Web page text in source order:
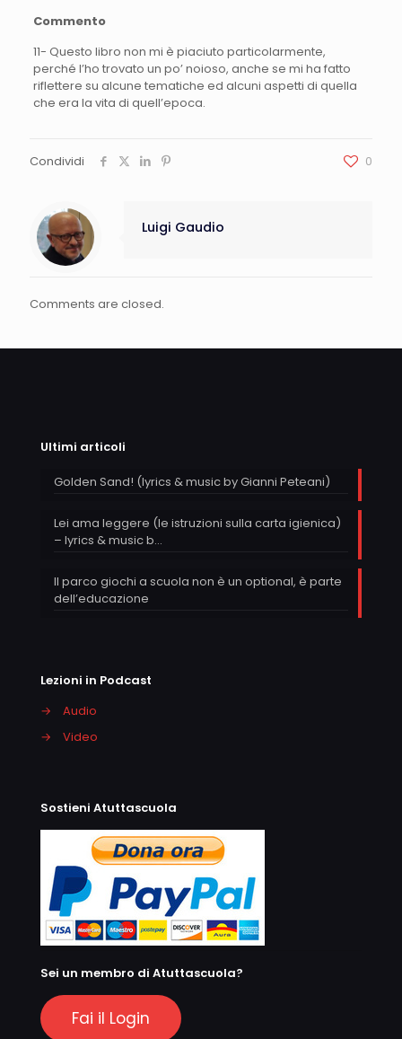
Commento
11- Questo libro non mi è piaciuto particolarmente,
perché l’ho trovato un po’ noioso, anche se mi ha fatto
riflettere su alcune tematiche ed alcuni aspetti di quella
che era la vita di quell’epoca.
Condividi 0
Luigi Gaudio
Comments are closed.
Ultimi articoli
Golden Sand! (lyrics & music by Gianni Peteani)
Lei ama leggere (le istruzioni sulla carta igienica)
– lyrics & music b…
Il parco giochi a scuola non è un optional, è parte
dell’educazione
Lezioni in Podcast
→
Audio
→
Video
Sostieni Atuttascuola
Sei un membro di Atuttascuola?
Fai il Login